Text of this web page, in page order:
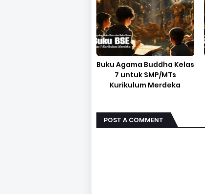
Buku Agama Buddha Kelas
7 untuk SMP/MTs
Kurikulum Merdeka
POST A COMMENT